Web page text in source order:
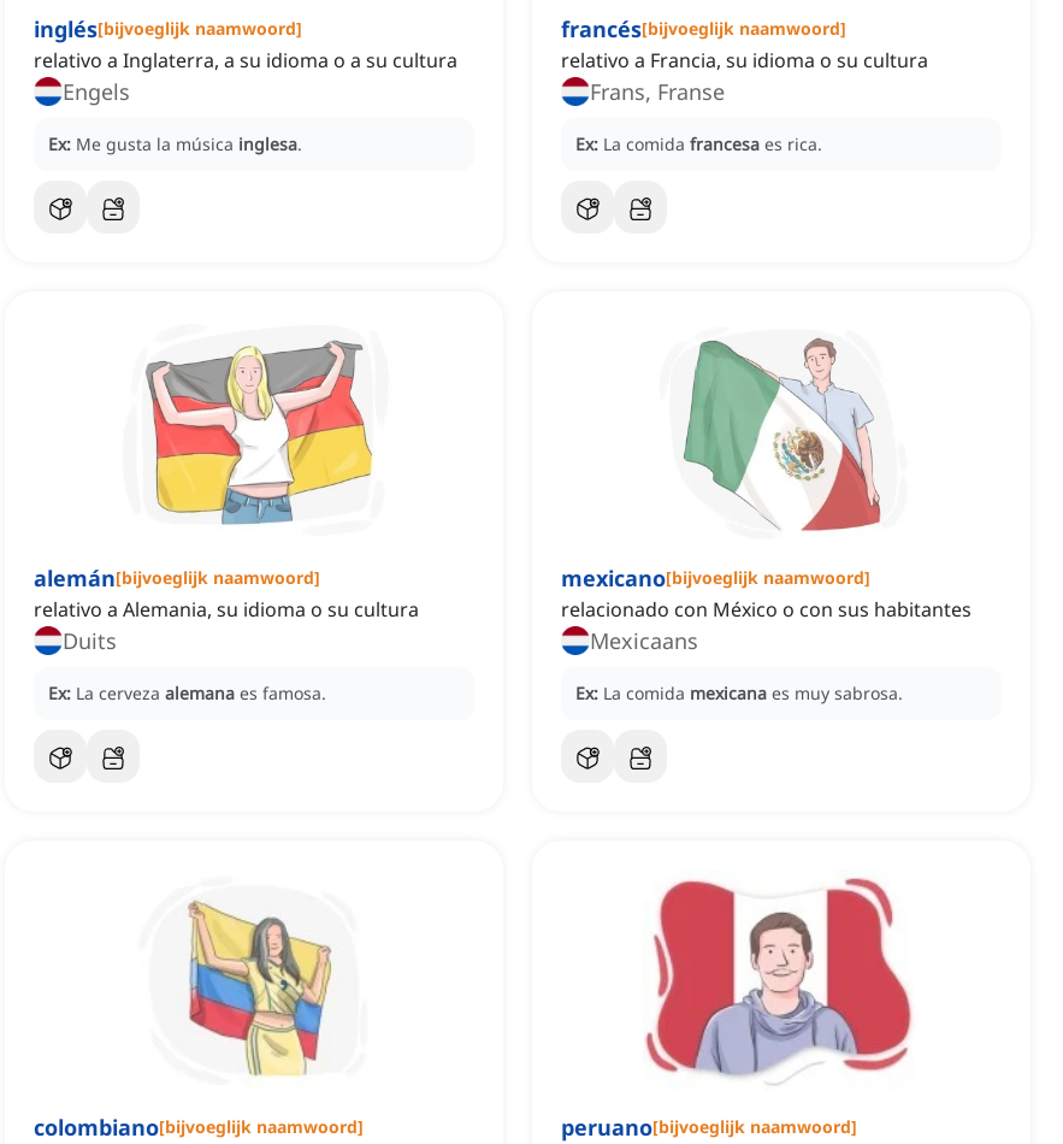
inglés[bijvoeglijk naamwoord]
relativo a Inglaterra, a su idioma o a su cultura
Engels
Ex: Me gusta la música inglesa.
francés[bijvoeglijk naamwoord]
relativo a Francia, su idioma o su cultura
Frans, Franse
Ex: La comida francesa es rica.
alemán[bijvoeglijk naamwoord]
relativo a Alemania, su idioma o su cultura
Duits
Ex: La cerveza alemana es famosa.
mexicano[bijvoeglijk naamwoord]
relacionado con México o con sus habitantes
Mexicaans
Ex: La comida mexicana es muy sabrosa.
colombiano[bijvoeglijk naamwoord] peruano[bijvoeglijk naamwoord]